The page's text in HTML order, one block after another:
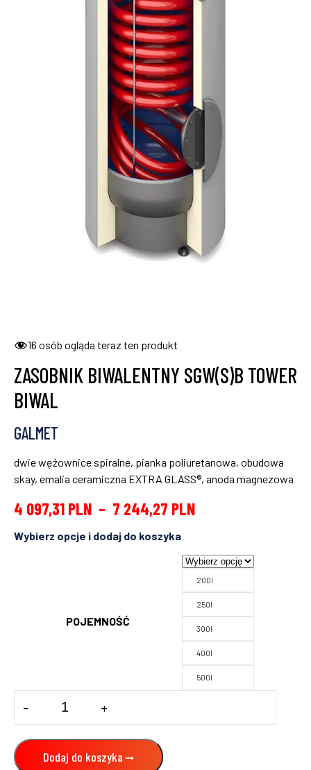
16 osób ogląda teraz ten produkt
ZASOBNIK BIWALENTNY SGW(S)B TOWER
BIWAL
GALMET
dwie wężownice spiralne, pianka poliuretanowa, obudowa
skay, emalia ceramiczna EXTRA GLASS®, anoda magnezowa
4 097,31 PLN – 7 244,27 PLN
POJEMNOŚĆ
200l
250l
300l
400l
500l
ZASOBNIK
BIWALENTNY
SGW(S)B
TOWER
BIWAL
- +
Dodaj do koszyka